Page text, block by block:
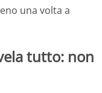
una volta a
tutto: non